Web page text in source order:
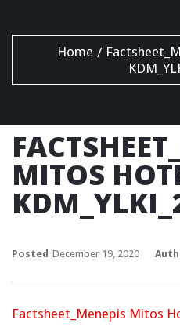
Home /
MITOS
Posted December 19, 2020
Factsheet_Menepis Mitos